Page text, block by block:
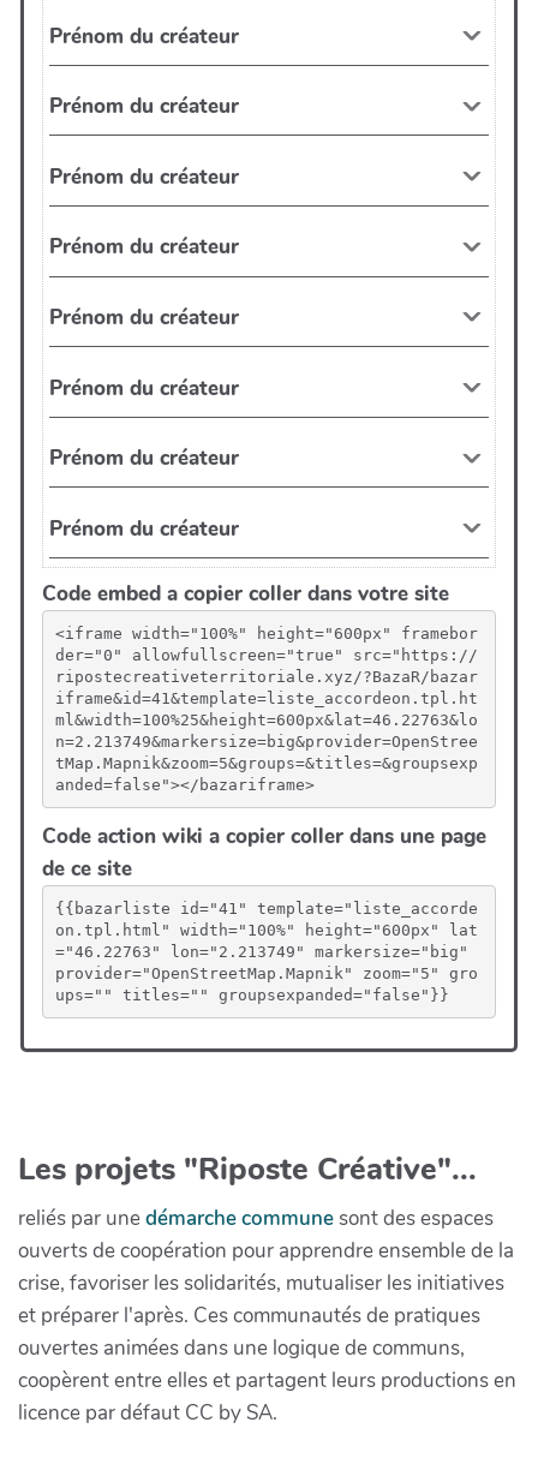
Code embed a copier coller dans votre site
<iframe width="100%" height="600px" framebor
der="0" allowfullscreen="true" src="https://
ripostecreativeterritoriale.xyz/?BazaR/bazar
iframe&id=41&template=liste_accordeon.tpl.ht
ml&width=100%25&height=600px&lat=46.22763&lo
n=2.213749&markersize=big&provider=OpenStree
tMap.Mapnik&zoom=5&groups=&titles=&groupsexp
anded=false"></bazariframe>
Code action wiki a copier coller dans une page
de ce site
{{bazarliste id="41" template="liste_accorde
on.tpl.html" width="100%" height="600px" lat
="46.22763" lon="2.213749" markersize="big"
provider="OpenStreetMap.Mapnik" zoom="5" gro
ups="" titles="" groupsexpanded="false"}}
Les projets "Riposte Créative"...
reliés par unedémarche communesont des espaces
ouverts de coopération pour apprendre ensemble de la
crise, favoriser les solidarités, mutualiser les initiatives
et préparer l'après. Ces communautés de pratiques
ouvertes animées dans une logique de communs,
coopèrent entre elles et partagent leurs productions en
licence par défaut CC by SA.